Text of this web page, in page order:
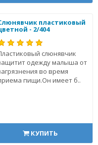
пластиковый
- 2/404
слюнявчик
одежду малыша от
во время
пищи.Он имеет б..
КУПИТЬ